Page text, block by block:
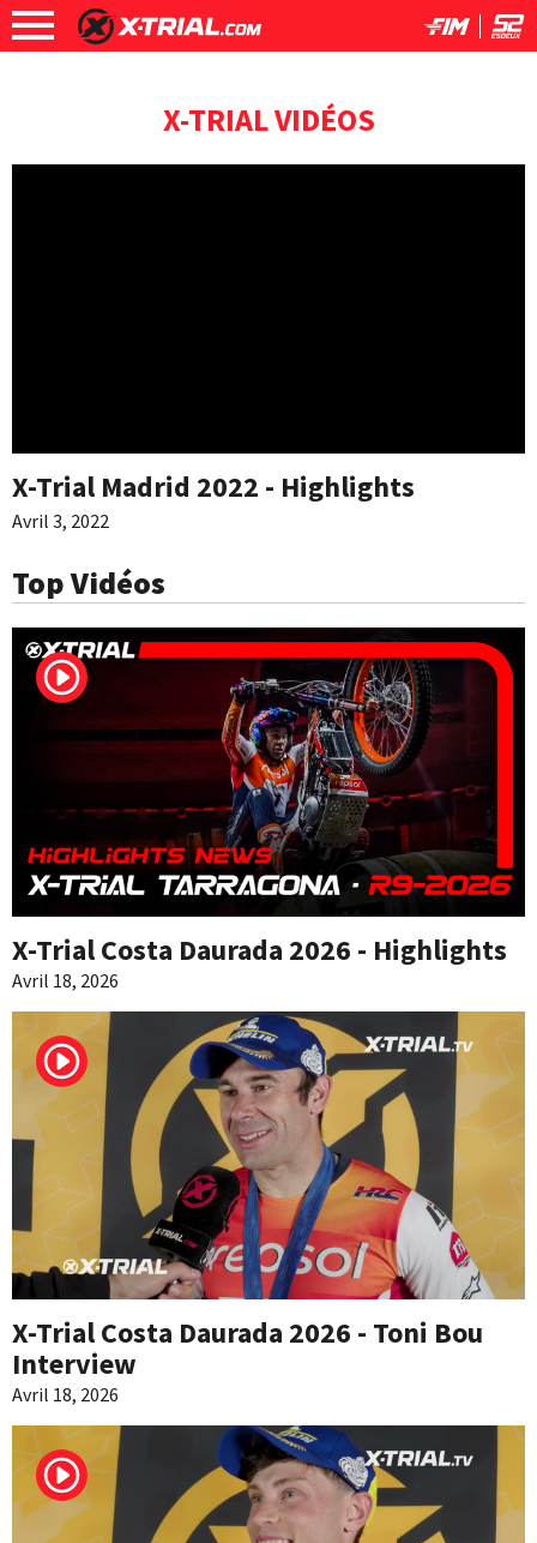
X-TRIAL VIDÉOS
X-Trial Madrid 2022 - Highlights
Avril 3, 2022
Top Vidéos
X-Trial Costa Daurada 2026 - Highlights
Avril 18, 2026
X-Trial Costa Daurada 2026 - Toni Bou
Interview
Avril 18, 2026